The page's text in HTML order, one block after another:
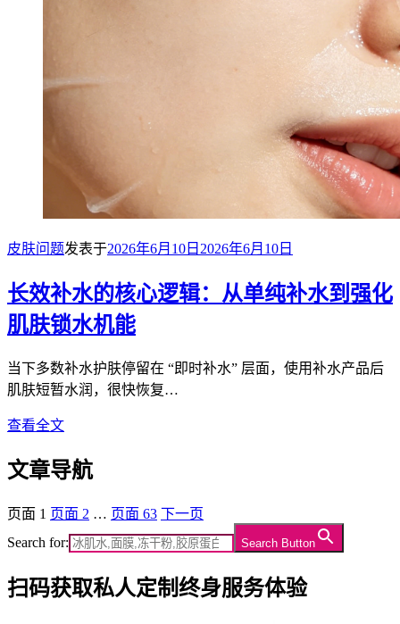
皮肤问题发表于2026年6月10日 2026年6月10日
长效补水的核心逻辑：从单纯补水到强化
肌肤锁水机能
当下多数补水护肤停留在 “即时补水” 层面，使用补水产品后
肌肤短暂水润，很快恢复…
查看全文
文章导航
页面 1 页面 2 … 页面 63 下一页
Search for:
Search Button
扫码获取私人定制终身服务体验